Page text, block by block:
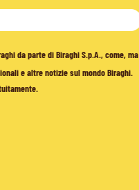
da parte di Biraghi S.p.A., come, ma
e altre notizie sul mondo Biraghi.